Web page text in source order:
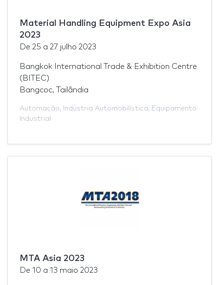
Material Handling Equipment Expo Asia
2023
De 25 a 27 julho 2023
Bangkok International Trade & Exhibition Centre
(BITEC)
Bangcoc, Tailândia
Automação, Indústria Automobilística, Equipamento
Industrial
MTA Asia 2023
De 10 a 13 maio 2023